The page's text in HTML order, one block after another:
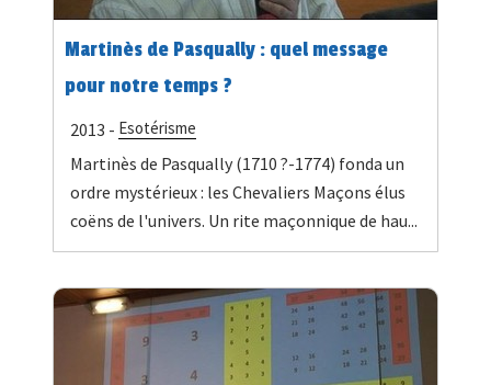
Martinès de Pasqually : quel message
pour notre temps ?
2013 - Esotérisme
Martinès de Pasqually (1710 ?-1774) fonda un
ordre mystérieux : les Chevaliers Maçons élus
coëns de l'univers. Un rite maçonnique de hau...